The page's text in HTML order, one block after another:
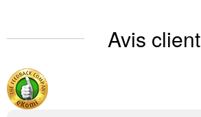
Avis client